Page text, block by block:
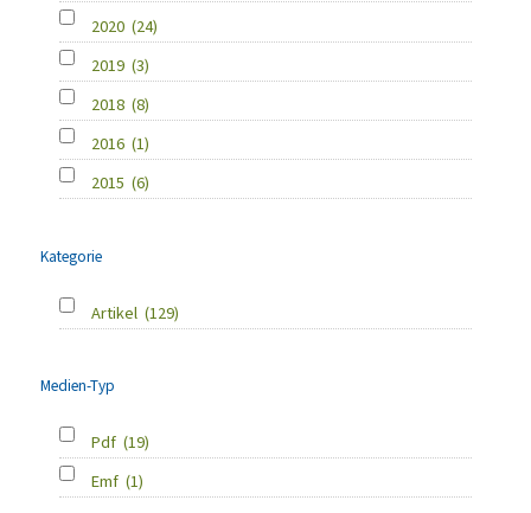
2020 (24)
2019 (3)
2018 (8)
2016 (1)
2015 (6)
Kategorie
Artikel (129)
Medien-Typ
Pdf (19)
Emf (1)